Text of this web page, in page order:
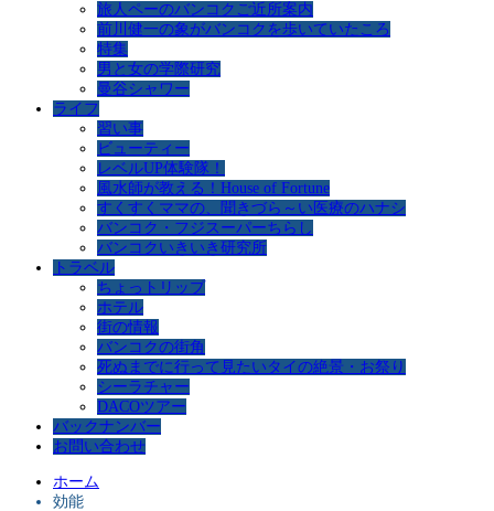
旅人ペーのバンコクご近所案内
前川健一の象がバンコクを歩いていたころ
特集
男と女の学際研究
曼谷シャワー
ライフ
習い事
ビューティー
レベルUP体験隊！
風水師が教える！House of Fortune
すくすくママの、聞きづら～い医療のハナシ
バンコク・フジスーパーちらし
バンコクいきいき研究所
トラベル
ちょっトリップ
ホテル
街の情報
バンコクの街角
死ぬまでに行って見たいタイの絶景・お祭り
シーラチャー
DACOツアー
バックナンバー
お問い合わせ
ホーム
効能